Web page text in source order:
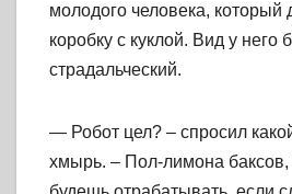
молодого человека, который
коробку с куклой. Вид у
страдальческий.
— Робот цел? – спросил
хмырь. – Пол-лимона